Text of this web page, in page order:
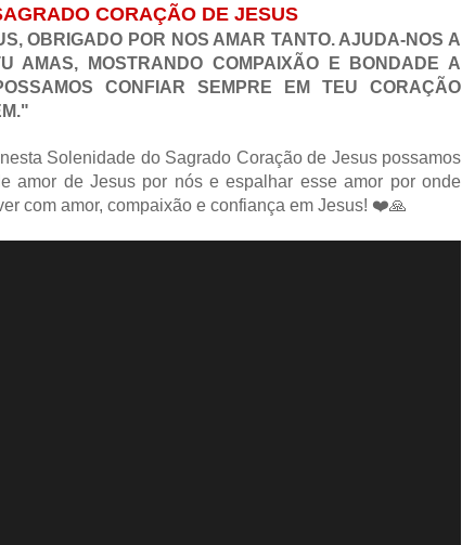
CORAÇÃO DE JESUS
OBRIGADO POR NOS AMAR TANTO. AJUDA-NOS A
AMAS, MOSTRANDO COMPAIXÃO E BONDADE A
CONFIAR SEMPRE EM TEU CORAÇÃO
Solenidade do Sagrado Coração de Jesus possamos
amor de Jesus por nós e espalhar esse amor por onde
com amor, compaixão e confiança em Jesus! ❤️🙏